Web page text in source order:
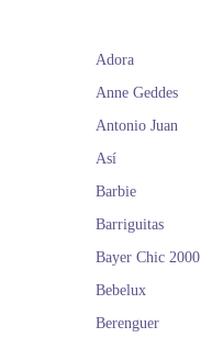
Adora
Anne Geddes
Antonio Juan
Así
Barbie
Barriguitas
Bayer Chic 2000
Bebelux
Berenguer